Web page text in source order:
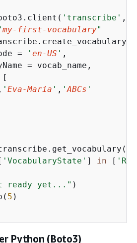
'transcribe' ,
my-first-vocabulary"
=
' en-US ' ,
= vocab_name,
, ' Eva-Maria ' , 'ABCs '
'VocabularyState' ] in [
ready yet..." )
5
Python (Boto3)